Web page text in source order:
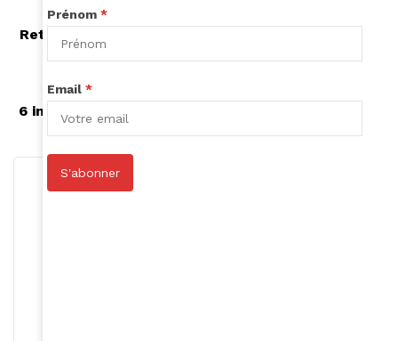
Retrouvez toute la douceur de vos pieds avec un
6 ingrédients naturels qui parfument les cheveux
Prénom *
Email *
S'abonner